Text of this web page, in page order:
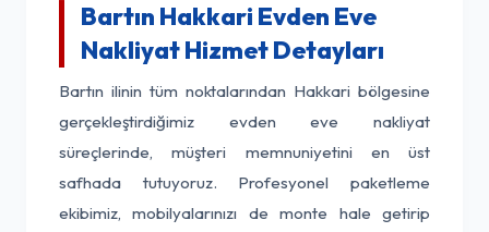
Bartın Hakkari Evden Eve
Nakliyat Hizmet Detayları
Bartın ilinin tüm noktalarından Hakkari bölgesine
gerçekleştirdiğimiz evden eve nakliyat
süreçlerinde, müşteri memnuniyetini en üst
safhada tutuyoruz. Profesyonel paketleme
ekibimiz, mobilyalarınızı de monte hale getirip